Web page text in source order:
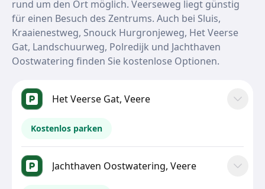
rund um den Ort möglich. Veerseweg liegt günstig
für einen Besuch des Zentrums. Auch bei Sluis,
Kraaienestweg, Snouck Hurgronjeweg, Het Veerse
Gat, Landschuurweg, Polredijk und Jachthaven
Oostwatering finden Sie kostenlose Optionen.
Het Veerse Gat, Veere
Kostenlos parken
Jachthaven Oostwatering, Veere